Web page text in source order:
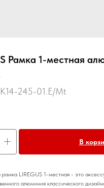
Рамка 1-местная
K14-245-01.E/Mt
В
рамка LIREGUS 1-местная - это
алюминия классического